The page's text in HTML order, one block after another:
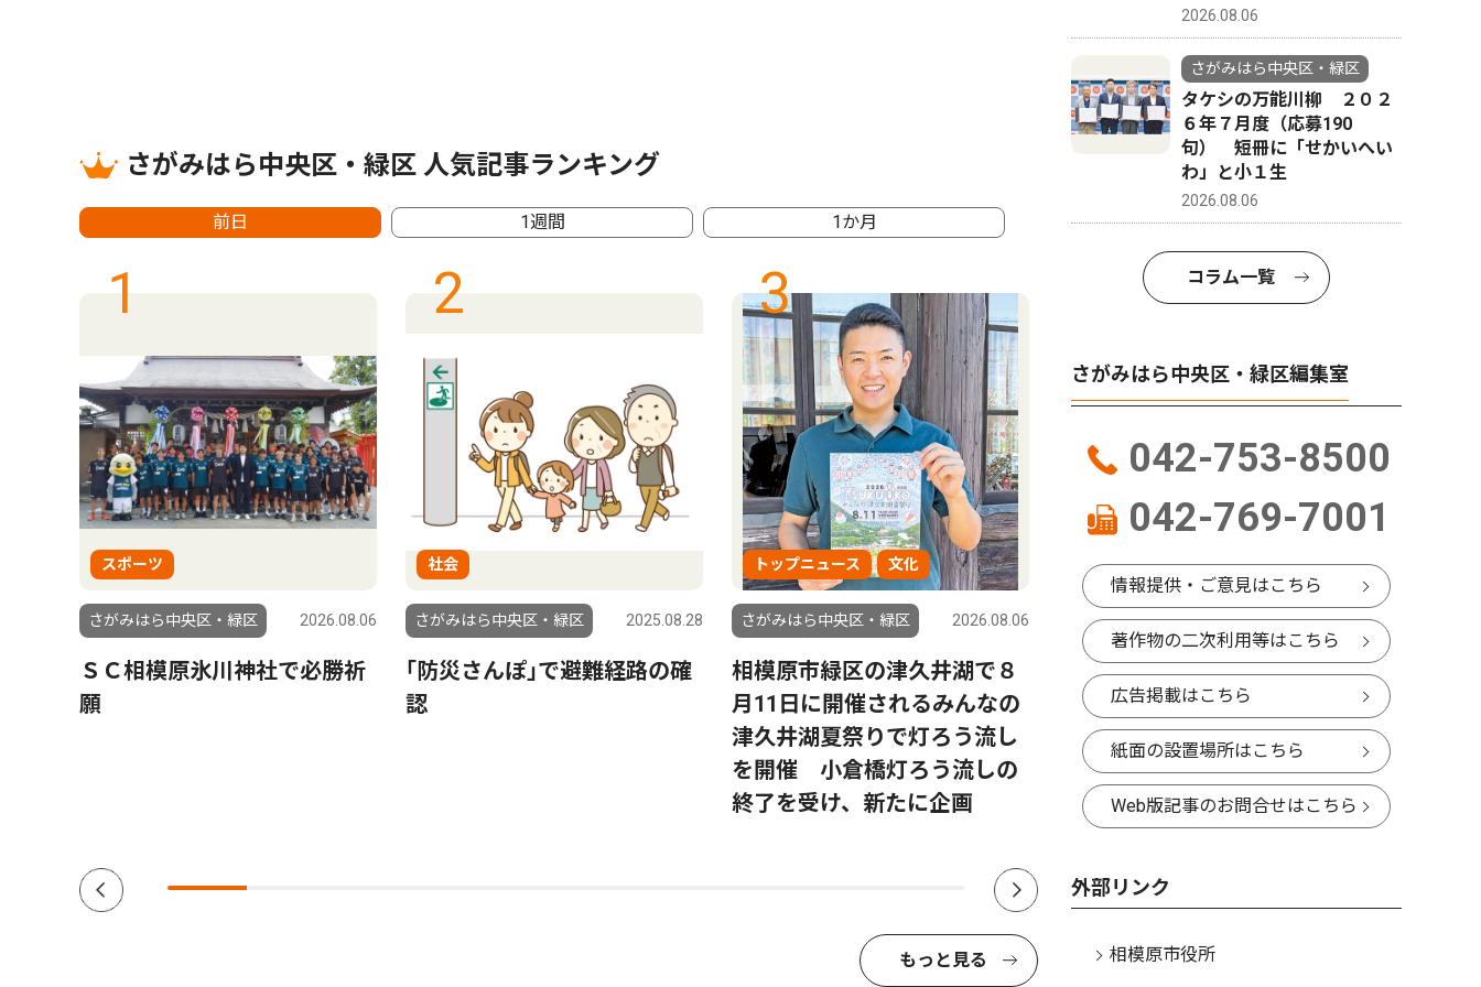
さがみはら中央区・緑区 人気記事ランキング
前日 1週間 1か月
1
スポーツ
さがみはら中央区・緑区 2026.08.06
ＳＣ相模原氷川神社で必勝祈
願
2
社会
さがみはら中央区・緑区 2025.08.28
｢防災さんぽ｣で避難経路の確
認
3
トップニュース 文化
さがみはら中央区・緑区 2026.08.06
相模原市緑区の津久井湖で８
月11日に開催されるみんなの
津久井湖夏祭りで灯ろう流し
を開催 小倉橋灯ろう流しの
終了を受け、新たに企画
コラム
さがみはら中央区・緑区 2026.08.06
今月はこの逸品！考古市宝
展 見上げる土偶？（期間
8/1〜8/30）
協議会55
もっと見る
2026.08.06
さがみはら中央区・緑区
タケシの万能川柳 ２０２
６年７月度（応募190
句） 短冊に「せかいへい
わ」と小１生
2026.08.06
コラム一覧
さがみはら中央区・緑区編集室
042-753-8500
042-769-7001
情報提供・ご意見はこちら
著作物の二次利用等はこちら
広告掲載はこちら
紙面の設置場所はこちら
Web版記事のお問合せはこちら
外部リンク
相模原市役所